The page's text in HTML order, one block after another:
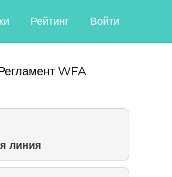
Рейтинг Войти
WFA
линия